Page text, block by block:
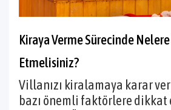
Kiraya Verme Sürecinde
Etmelisiniz?
Villanızı kiralamaya karar
bazı önemli faktörlere dikkat